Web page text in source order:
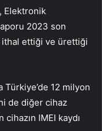
Elektronik
2023 son
ithal ettiği ve ürettiği
Türkiye’de 12 milyon
de diğer cihaz
IMEI kaydı